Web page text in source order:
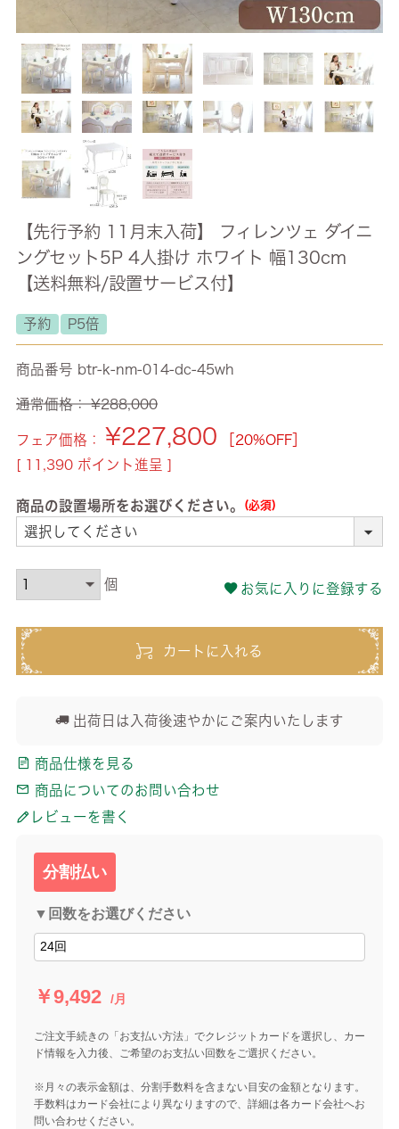
【先行予約 11月末入荷】 フィレンツェ ダイニ
ングセット5P 4人掛け ホワイト 幅130cm
【送料無料/設置サービス付】
予約 P5倍
商品番号 btr-k-nm-014-dc-45wh
通常価格： ¥288,000
フェア価格： ¥227,800
［20%OFF］
[ 11,390 ポイント進呈 ]
商品の設置場所をお選びください。
お気に入りに登録する
カートに入れる
出荷日は入荷後速やかにご案内いたします
商品仕様を見る
商品についてのお問い合わせ
レビューを書く
分割払い
▼回数をお選びください
￥9,492 /月
ご注文手続きの「お支払い方法」でクレジットカードを選択し、カー
ド情報を入力後、ご希望のお支払い回数をご選択ください。
※月々の表示金額は、分割手数料を含まない目安の金額となります。
手数料はカード会社により異なりますので、詳細は各カード会社へお
問い合わせください。